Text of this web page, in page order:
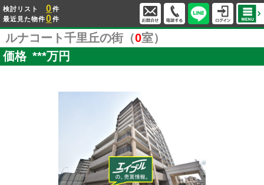
検討リスト 0件
最近見た物件0件
ルナコート千里丘の街（0室）
価格 ***万円